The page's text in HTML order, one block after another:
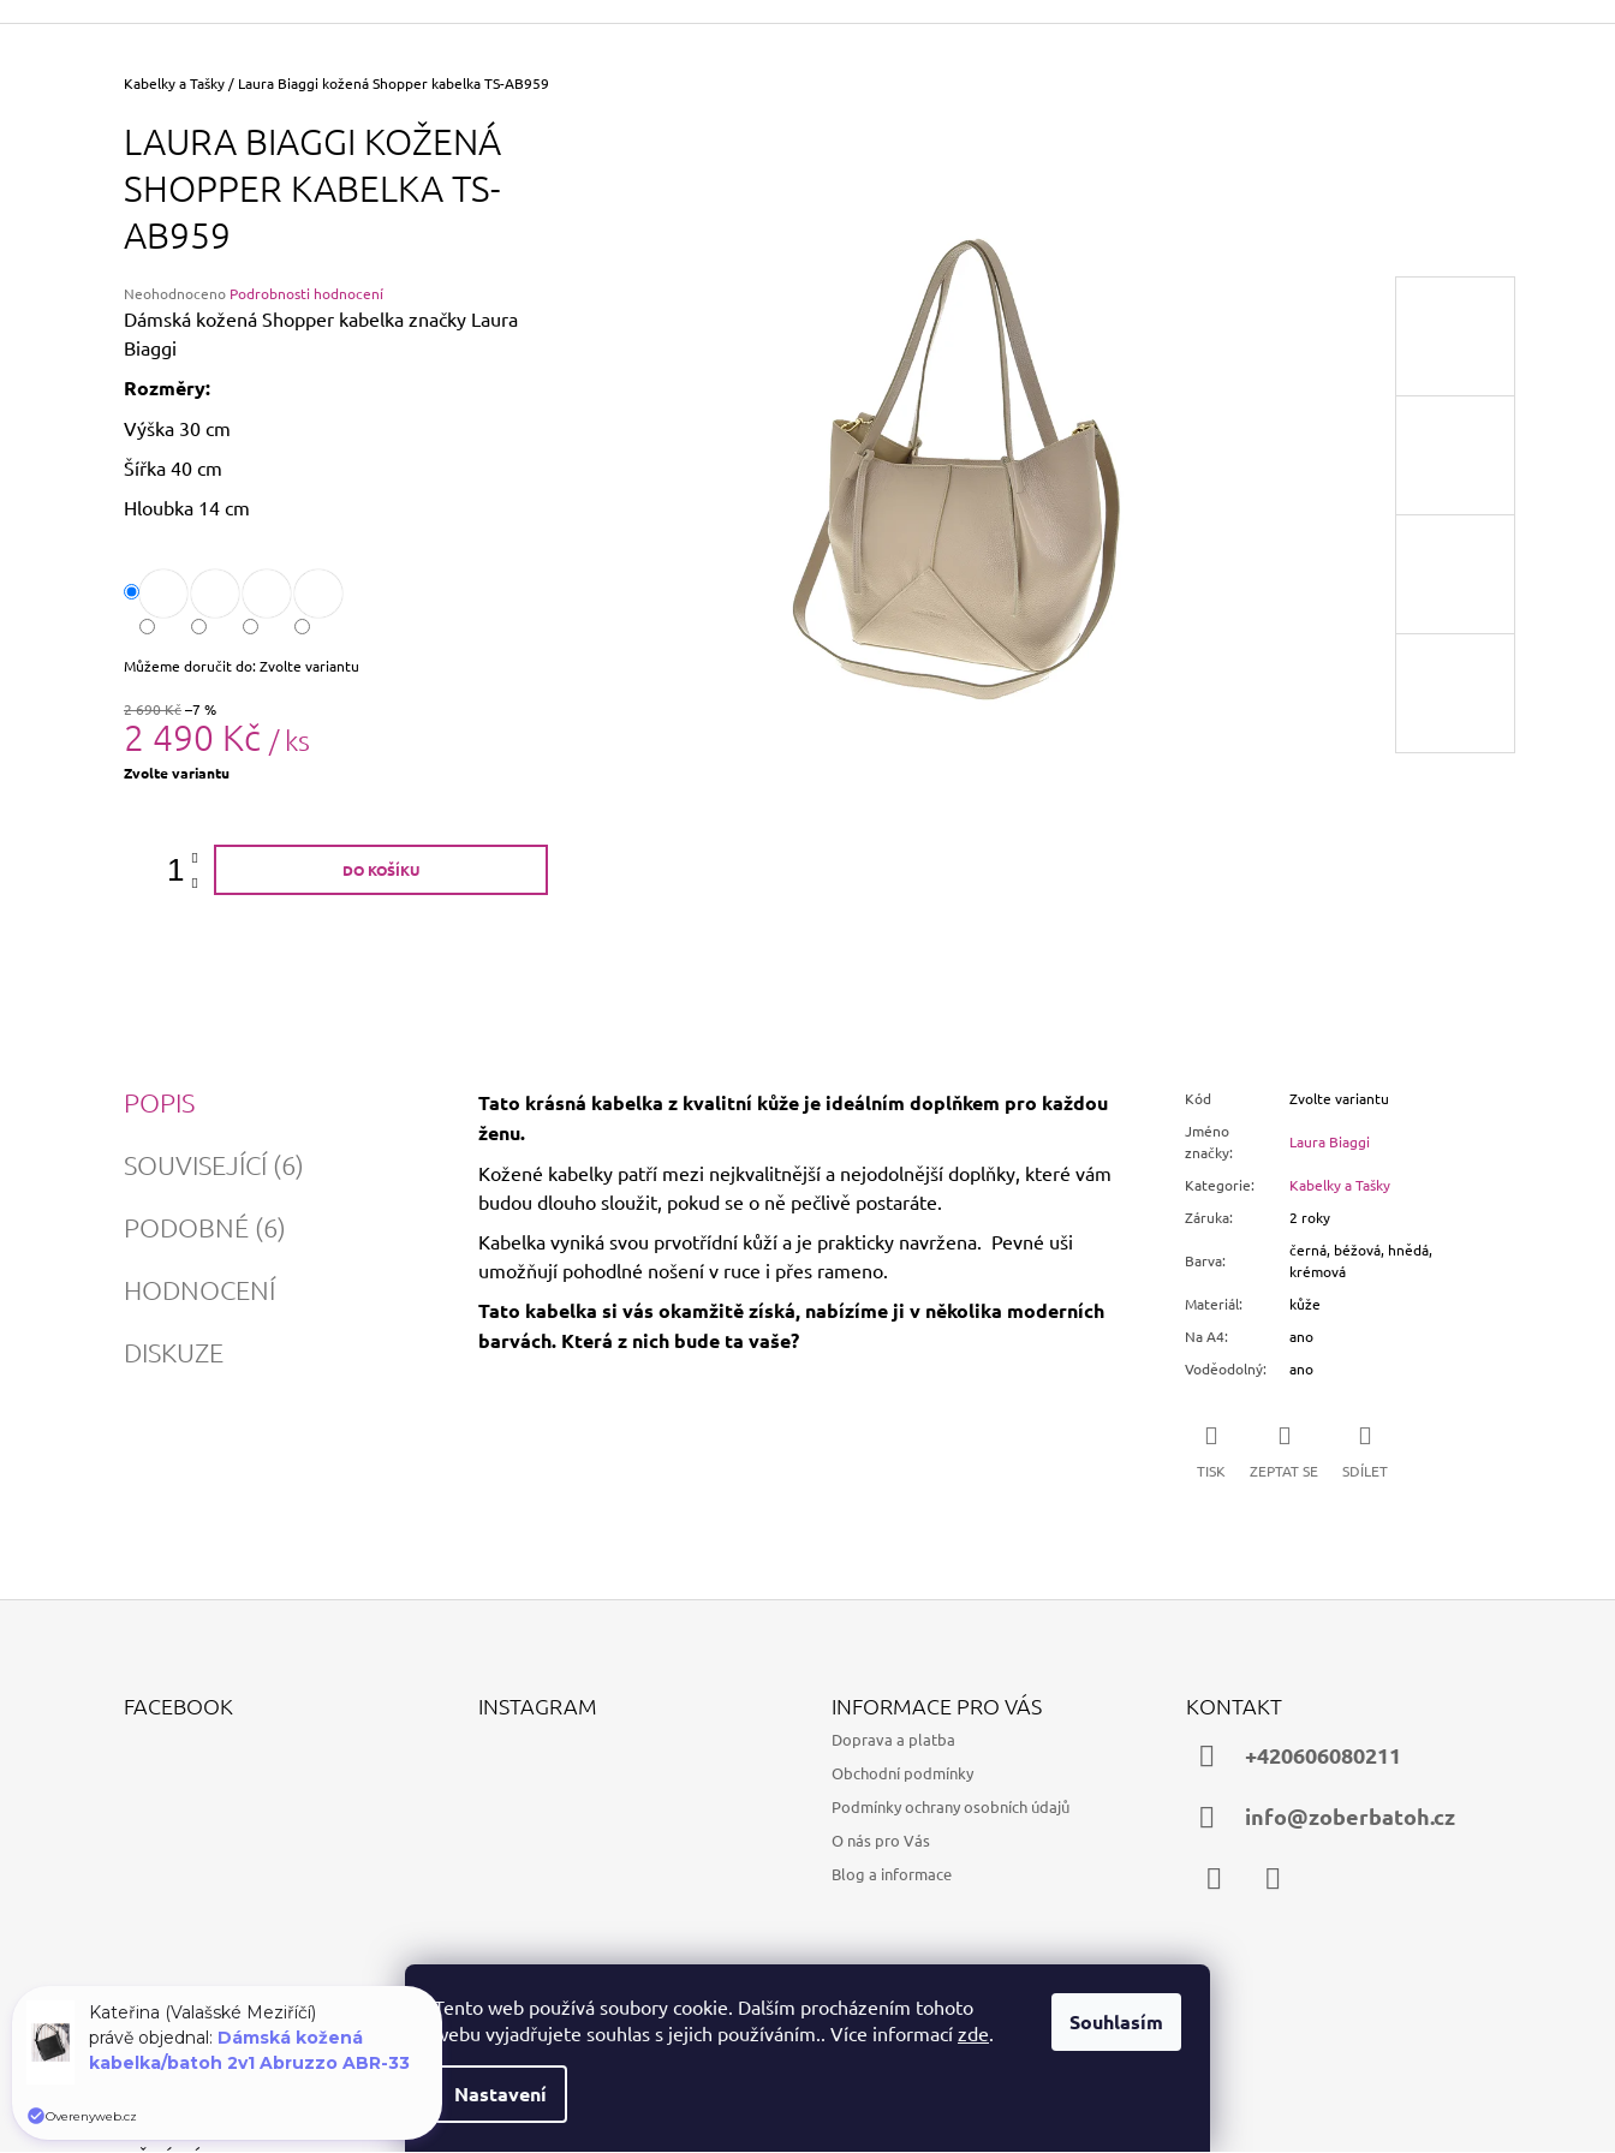
Tento web používá soubory cookie. Dalším procházením tohoto
webu vyjadřujete souhlas s jejich používáním.. Více informací zde.
Nastavení
Souhlasím
Domů
Kabelky a Tašky / Laura Biaggi kožená Shopper kabelka TS-AB959
LAURA BIAGGI KOŽENÁ
SHOPPER KABELKA TS-
AB959
Průměrné
hodnocení
je
0,0
z
5
hvězdiček.
Neohodnoceno Podrobnosti hodnocení
Dámská kožená Shopper kabelka značky Laura
Biaggi
Rozměry:
Výška 30 cm
Šířka 40 cm
Hloubka 14 cm
Můžeme doručit do:Zvolte variantu
2 690 Kč–7 %
2 490 Kč / ks
Měrná
Zvolte variantu
DO KOŠÍKU
POPIS
SOUVISEJÍCÍ (6)
PODOBNÉ (6)
HODNOCENÍ
DISKUZE
Tato krásná kabelka z kvalitní kůže je ideálním doplňkem pro každou
ženu.
Kožené kabelky patří mezi nejkvalitnější a nejodolnější doplňky, které vám
budou dlouho sloužit, pokud se o ně pečlivě postaráte.
Kabelka vyniká svou prvotřídní kůží a je prakticky navržena. Pevné uši
umožňují pohodlné nošení v ruce i přes rameno.
Tato kabelka si vás okamžitě získá, nabízíme ji v několika moderních
barvách. Která z nich bude ta vaše?
Kód
Zvolte variantu
Jméno
značky:
Laura Biaggi
Kategorie:
Kabelky a Tašky
Záruka: 2 roky
Barva:
černá, béžová, hnědá,
krémová
Materiál:
kůže
Na A4:
ano
Voděodolný: ano
TISK ZEPTAT SE SDÍLET
FACEBOOK INSTAGRAM
Sledovat na Instagramu
INFORMACE PRO VÁS
Doprava a platba
Obchodní podmínky
Podmínky ochrany osobních údajů
O nás pro Vás
Blog a informace
KONTAKT
+420606080211
info@zoberbatoh.cz
Kateřina (Valašské Meziříčí)
právě objednal: Dámská kožená
kabelka/batoh 2v1 Abruzzo ABR-33
Overenyweb.cz